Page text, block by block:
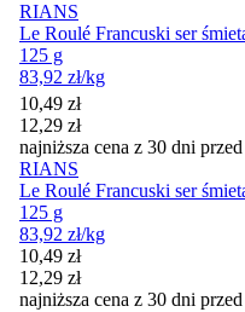
RIANS
Le Roulé Francuski ser
125 g
83,92 zł/kg
Cena promocyjna
10,49 zł
12,29 zł
najniższa cena z 30 dni
RIANS
Le Roulé Francuski ser
125 g
83,92 zł/kg
Cena promocyjna
10,49 zł
12,29 zł
najniższa cena z 30 dni